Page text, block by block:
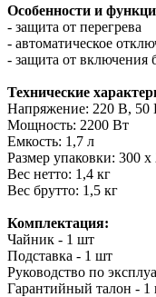
Особенности и
- защита от перегрева
- автоматическое
- защита от включения
Технические
Напряжение: 220 В, 50
Мощность: 2200 Вт
Емкость: 1,7 л
Размер упаковки: 300
Вес нетто: 1,4 кг
Вес брутто: 1,5 кг
Комплектация:
Чайник - 1 шт
Подставка - 1 шт
Руководство по
Гарантийный талон - 1